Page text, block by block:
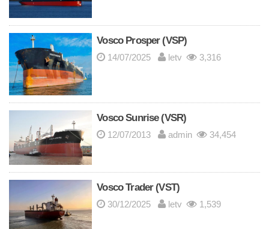
Vosco Prosper (VSP)
14/07/2025 letv 3,316
Vosco Sunrise (VSR)
12/07/2013 admin 34,454
Vosco Trader (VST)
30/12/2025 letv 1,539